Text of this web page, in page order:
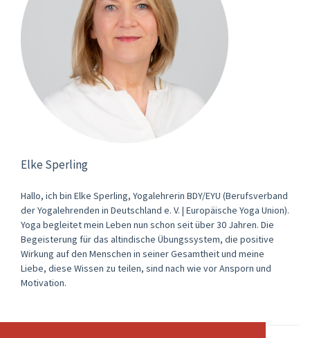
Elke Sperling
Hallo, ich bin Elke Sperling, Yogalehrerin BDY/EYU (Berufsverband
der Yogalehrenden in Deutschland e. V. | Europäische Yoga Union).
Yoga begleitet mein Leben nun schon seit über 30 Jahren. Die
Begeisterung für das altindische Übungssystem, die positive
Wirkung auf den Menschen in seiner Gesamtheit und meine
Liebe, diese Wissen zu teilen, sind nach wie vor Ansporn und
Motivation.